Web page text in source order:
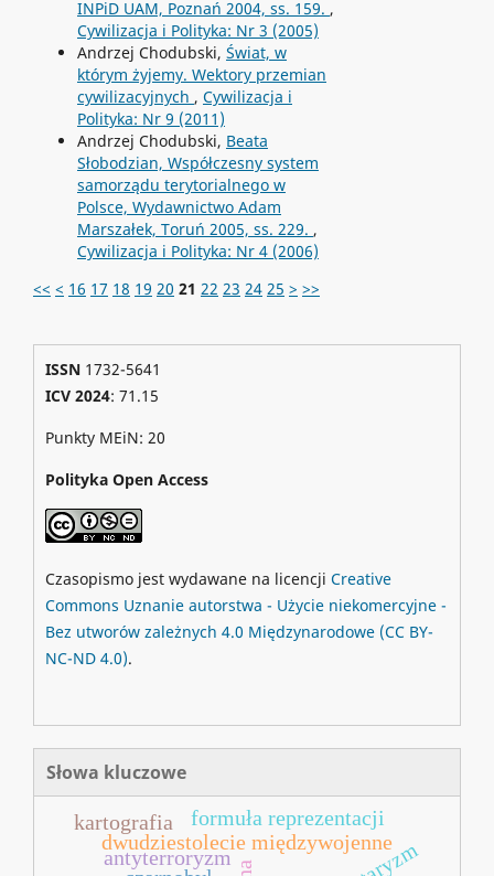
INPiD UAM, Poznań 2004, ss. 159. ,
Cywilizacja i Polityka: Nr 3 (2005)
Andrzej Chodubski, Świat, w
którym żyjemy. Wektory przemian
cywilizacyjnych , Cywilizacja i
Polityka: Nr 9 (2011)
Andrzej Chodubski, Beata
Słobodzian, Współczesny system
samorządu terytorialnego w
Polsce, Wydawnictwo Adam
Marszałek, Toruń 2005, ss. 229. ,
Cywilizacja i Polityka: Nr 4 (2006)
<< < 16 17 18 19 20 21 22 23 24 25 > >>
ISSN1732-5641
ICV 2024: 71.15
Punkty MEiN: 20
Polityka Open Access
Czasopismo jest wydawane na licencji Creative
Commons Uznanie autorstwa - Użycie niekomercyjne -
Bez utworów zależnych 4.0 Międzynarodowe (CC BY-
NC-ND 4.0).
Słowa kluczowe
dwudziestolecie międzywojenne
formuła reprezentacji
antyterroryzm
kartografia